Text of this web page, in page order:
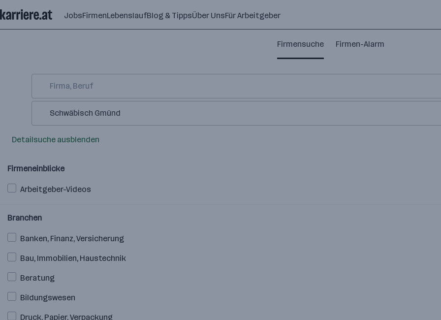
Seiteninhalt
springen
JobsFirmenLebenslaufBlog & TippsÜber UnsFür Arbeitgeber
Firmensuche Firmen-Alarm
Detailsuche ausblenden
Firmeneinblicke
Arbeitgeber-Videos
Branchen
Banken, Finanz, Versicherung
Bau, Immobilien, Haustechnik
Beratung
Bildungswesen
Druck, Papier, Verpackung